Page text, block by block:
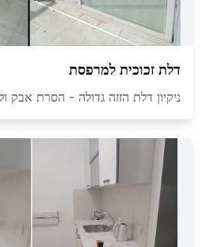
דלת זכוכית למרפסת
ניקיון דלת הזזה גדולה - הסרת אבק